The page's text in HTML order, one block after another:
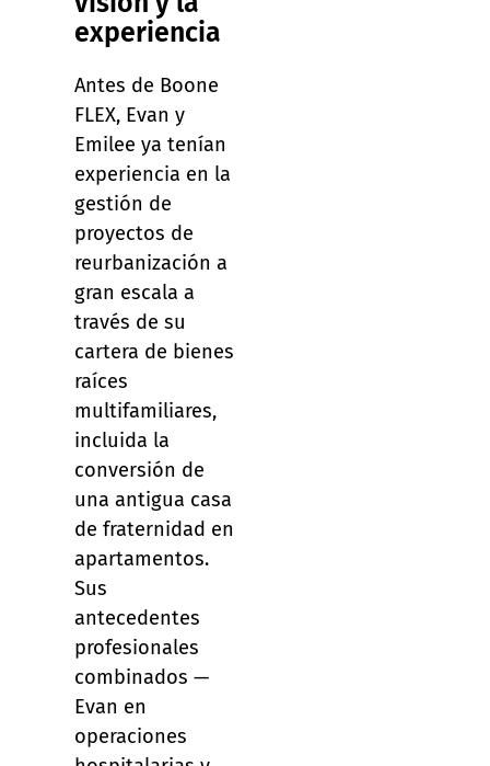
experiencia
Antes de Boone
FLEX, Evan y
Emilee ya tenían
experiencia en la
gestión de
proyectos de
reurbanización a
gran escala a
través de su
cartera de bienes
raíces
multifamiliares,
incluida la
conversión de
una antigua casa
de fraternidad en
apartamentos.
Sus
antecedentes
profesionales
combinados —
Evan en
operaciones